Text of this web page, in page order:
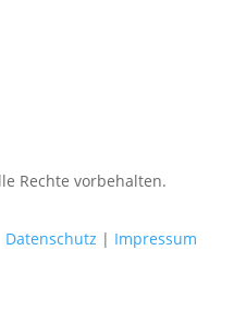
Rechte vorbehalten.
Datenschutz | Impressum